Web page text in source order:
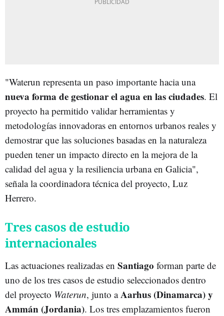
"Waterun representa un paso importante hacia una
nueva forma de gestionar elagua en las ciudades. El
proyecto ha permitido validar herramientas y
metodologías innovadoras en entornos urbanos reales y
demostrar que las soluciones basadas en la naturaleza
pueden tener un impacto directo en la mejora de la
calidad del agua y la resiliencia urbana en Galicia",
señala la coordinadora técnica del proyecto, Luz
Herrero.
Tres casos de estudio
internacionales
Las actuaciones realizadas en Santiago forman parte de
uno de los tres casos de estudio seleccionados dentro
del proyecto Waterun, junto aAarhus (Dinamarca)y
Ammán (Jordania). Los tres emplazamientos fueron